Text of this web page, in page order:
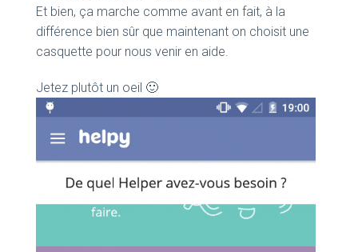
Et bien, ça marche comme avant en fait, à la
différence bien sûr que maintenant on choisit une
casquette pour nous venir en aide.
Jetez plutôt un oeil 🙂